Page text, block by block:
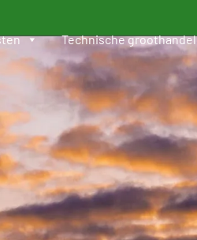
Technische groothandel